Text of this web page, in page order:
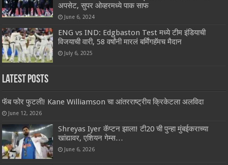
अपसेट, सुपर ओव्हरमध्ये पाक साफ
June 6, 2024
ENG vs IND: Edgbaston Test मध्ये टीम इंडियाची
विजयाची वारी, 58 वर्षांनी मारलं बर्मिंगहॅमच मैदान
July 6, 2025
Latest Posts
फॅब फोर फुटली! Kane Williamson चा आंतरराष्ट्रीय क्रिकेटला अलविदा
June 12, 2026
Shreyas Iyer कॅप्टन झाला! टी20 ची पुन्हा मुंबईकराच्या
खांद्यावर, एशियन गेम्स…
June 6, 2026